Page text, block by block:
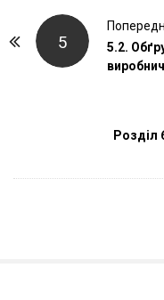
5
5.2.
Розділ